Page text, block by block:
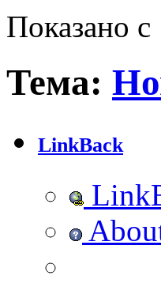
Показано
Тема:
LinkBack